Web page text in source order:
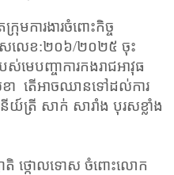
រុមការងារចំពោះកិច្ច
េសលេខ:២០៦/២០២៥ ចុះ
ស់មេបញ្ចាការកងរាជអាវុធ
ា តើអាចឈានទៅដល់ការ
យ៍ត្រី សាក់ សារាំង បុរសខ្លាំង
តិ ថ្កោលទោស ចំពោះលោក